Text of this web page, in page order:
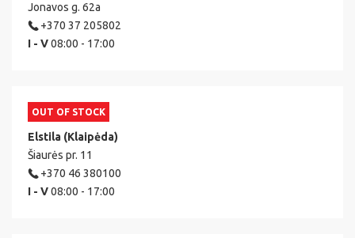
Jonavos g. 62a
+370 37 205802
I - V08:00 - 17:00
OUT OF STOCK
Elstila (Klaipėda)
Šiaurės pr. 11
+370 46 380100
I - V08:00 - 17:00